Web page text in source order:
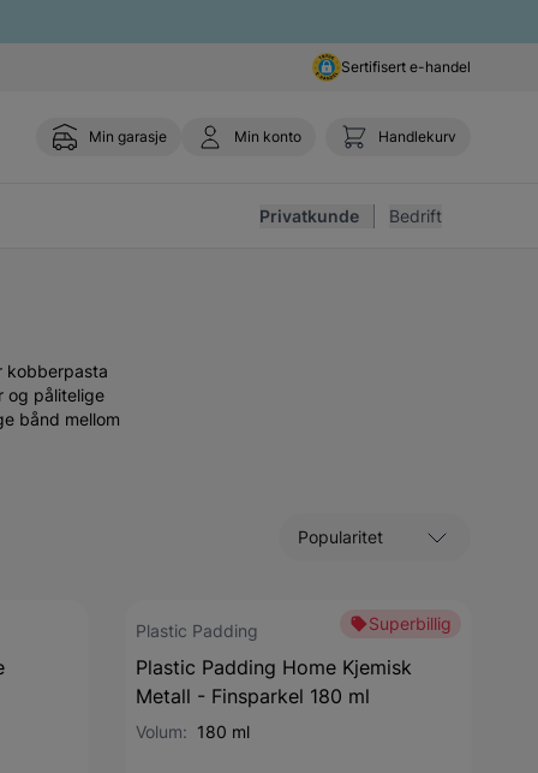
Sertifisert e-handel
Min garasje Min konto Handlekurv
Privatkunde Bedrift
kobberpasta
og pålitelige
bånd mellom
Sorter etter
Superbillig
Plastic Padding
Plastic Padding Home Kjemisk
Metall - Finsparkel 180 ml
Volum: 180 ml